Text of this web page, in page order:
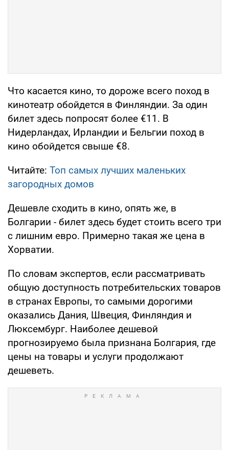
Что касается кино, то дороже всего поход в
кинотеатр обойдется в Финляндии. За один
билет здесь попросят более €11. В
Нидерландах, Ирландии и Бельгии поход в
кино обойдется свыше €8.
Читайте: Топ самых лучших маленьких
загородных домов
Дешевле сходить в кино, опять же, в
Болгарии - билет здесь будет стоить всего три
с лишним евро. Примерно такая же цена в
Хорватии.
По словам экспертов, если рассматривать
общую доступность потребительских товаров
в странах Европы, то самыми дорогими
оказались Дания, Швеция, Финляндия и
Люксембург. Наиболее дешевой
прогнозируемо была признана Болгария, где
цены на товары и услуги продолжают
дешеветь.